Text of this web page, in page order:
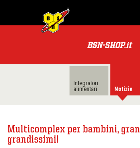
BSN-SHOP.it
TUTTI
Integratori
alimentari
Notizie
Multicomplex per bambini,
grandissimi!